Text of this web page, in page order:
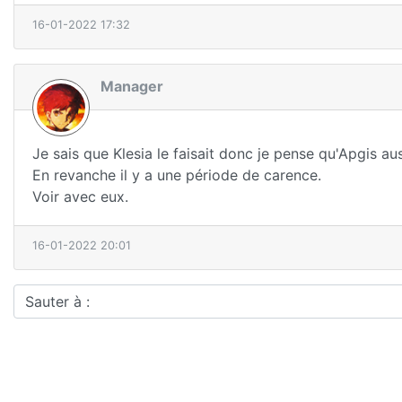
16-01-2022 17:32
Manager
Je sais que Klesia le faisait donc je pense qu'Apgis
En revanche il y a une période de carence.
Voir avec eux.
16-01-2022 20:01
Sauter à :